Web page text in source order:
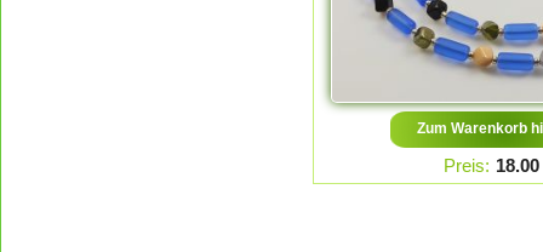
Zum Warenkorb
Preis: 18.00